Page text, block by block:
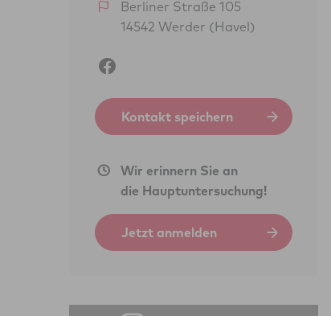
Berliner Straße 105
14542 Werder (Havel)
Kontakt speichern
Wir erinnern Sie an
die Hauptuntersuchung!
Jetzt anmelden